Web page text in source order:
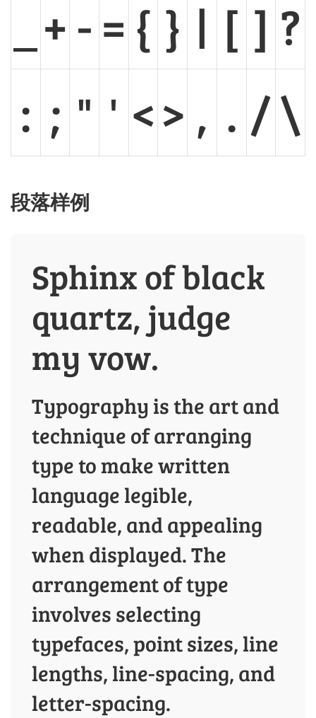
+ -= { } | [ ] ?
: ; " ' <> , . /\
段落样例
Sphinx of black
quartz, judge
my vow.
Typography is the art and
technique of arranging
type to make written
language legible,
readable, and appealing
when displayed. The
arrangement of type
involves selecting
typefaces, point sizes, line
lengths, line-spacing, and
letter-spacing.